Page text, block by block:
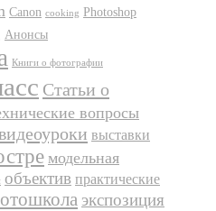
Canon cooking Photoshop
Анонсы
Книги о фотографии
Статьи о
вопросы
выставки
модельная
объектив практические
экспозиция